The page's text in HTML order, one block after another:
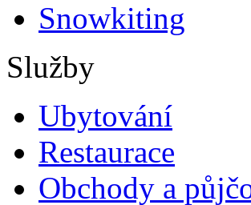
Snowkiting
Služby
Ubytování
Restaurace
Obchody a